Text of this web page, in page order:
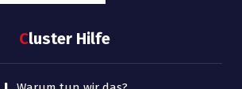
Cluster Hilfe